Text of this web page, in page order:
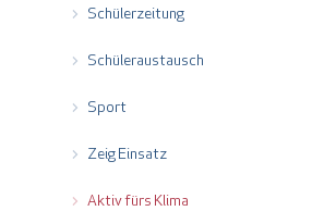
Schülerzeitung
Schüleraustausch
Sport
Zeig Einsatz
Aktiv fürs Klima